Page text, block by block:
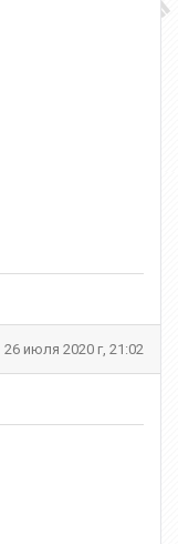
26 июля 2020 г, 21:02